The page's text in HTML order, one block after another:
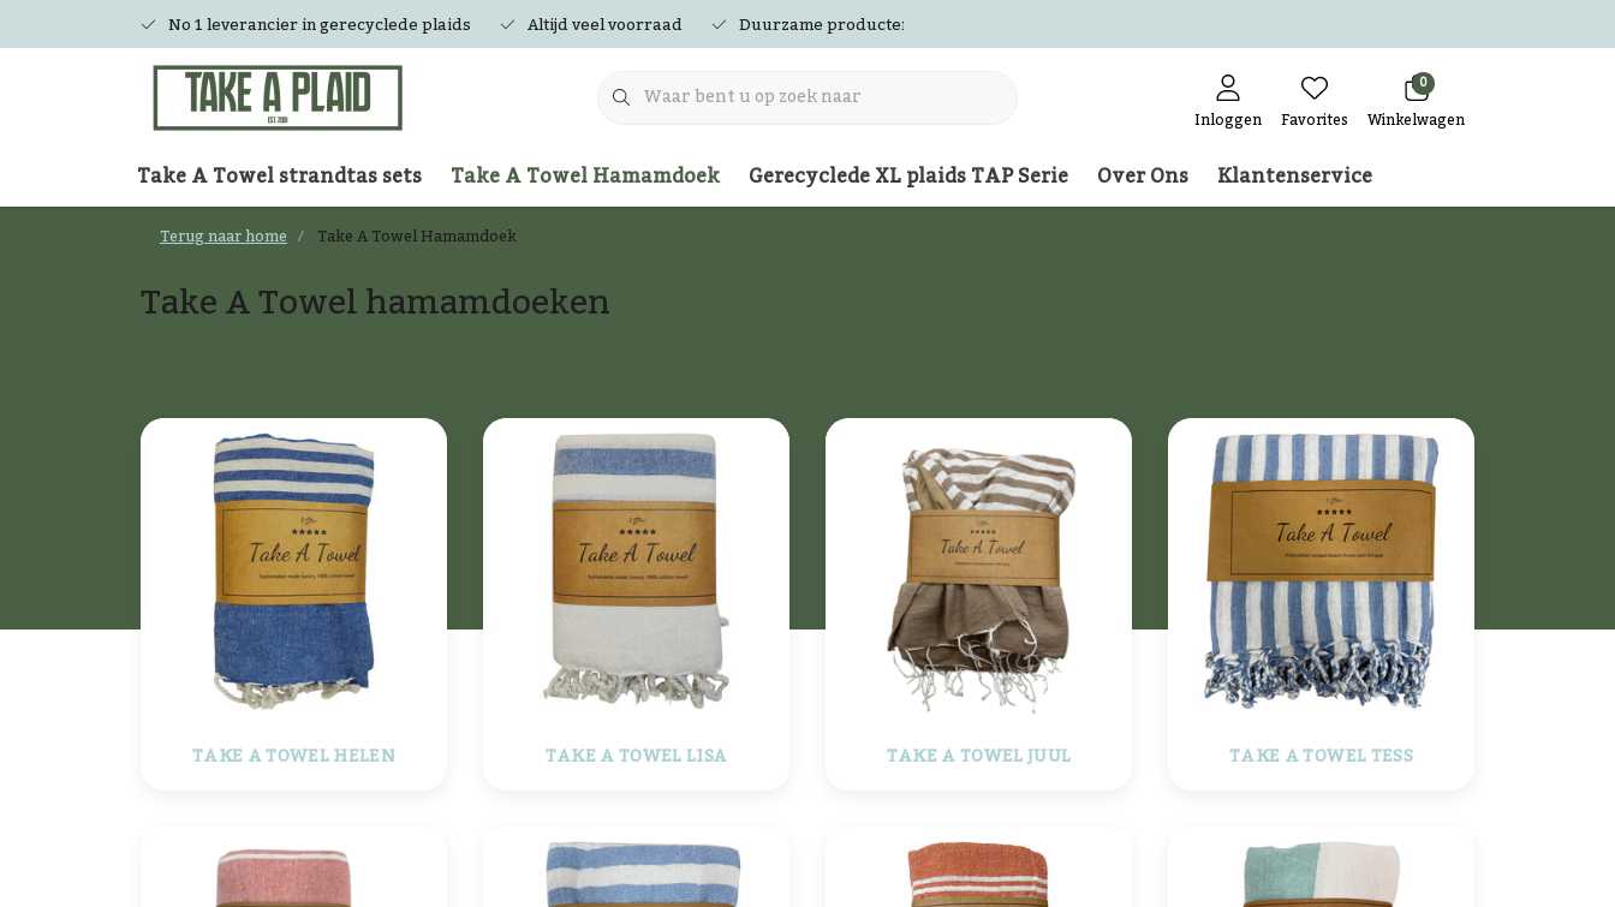
No 1 leverancier in gerecyclede plaids Altijd veel voorraad Duurzame producten
Inloggen Favorites
0
Winkelwagen
Take A Towel strandtas sets Take A Towel Hamamdoek Gerecyclede XL plaids TAP Serie Over Ons Klantenservice
Terug naar home Take A Towel Hamamdoek
Take A Towel hamamdoeken
TAKE A TOWEL HELEN TAKE A TOWEL LISA TAKE A TOWEL JUUL TAKE A TOWEL TESS